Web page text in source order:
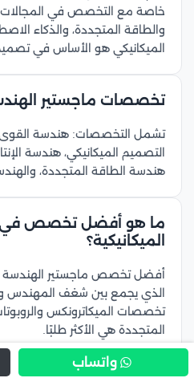
خاصة مع التخصص في المجالات
والطاقة المتجددة، والذكاء
الميكانيكي هو الأساس في
تخصصات ماجستير
تشمل التخصصات: هندسة القوى
التصميم الميكانيكي، هندسة
هندسة الطاقة المتجددة،
ما هو أفضل تخصص في
الميكانيكية؟
أفضل تخصص ماجستير الهندسة
الذي يجمع بين شغف المهندس
تخصصات الميكاترونكس
المتجددة هي الأكثر طلبًا.
واتساب